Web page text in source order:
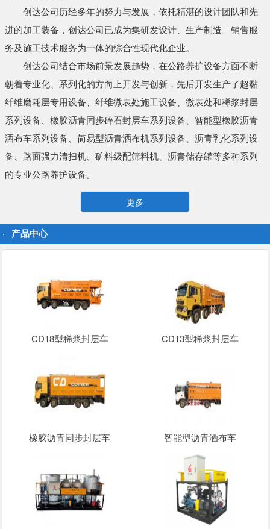
创达公司历经多年的努力与发展，依托精湛的设计团队和先
进的加工装备，创达公司已成为集研发设计、生产制造、销售服
务及施工技术服务为一体的综合性现代化企业。
创达公司结合市场前景发展趋势，在公路养护设备方面不断
朝着专业化、系列化的方向上开发与创新，先后开发生产了超黏
纤维磨耗层专用设备、纤维微表处施工设备、微表处和稀浆封层
系列设备、橡胶沥青同步碎石封层车系列设备、智能型橡胶沥青
洒布车系列设备、简易型沥青洒布机系列设备、沥青乳化系列设
备、路面强力清扫机、矿料级配筛料机、沥青储存罐等多种系列
的专业公路养护设备。
更多
产品中心
CD18型稀浆封层车 CD13型稀浆封层车
橡胶沥青同步封层车 智能型沥青洒布车